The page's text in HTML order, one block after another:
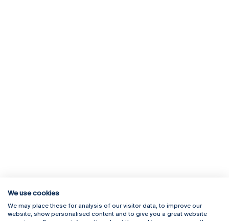
Rua Diogo Botelho 1327
4169-005 Porto
Campus Online
Webmail
We use cookies
We may place these for analysis of our visitor data, to improve our
website, show personalised content and to give you a great website